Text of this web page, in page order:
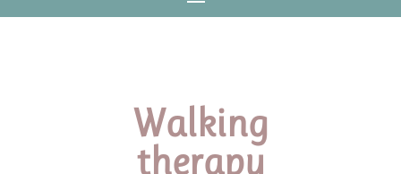
Walking
therapy